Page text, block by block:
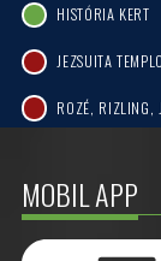
HISTÓRIA KERT
JEZSUITA
ROZÉ, RIZLING,
MOBIL APP